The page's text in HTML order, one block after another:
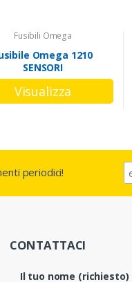
Fusibili Omega
Omega 1210
SENSORI
periodici!
CONTATTACI
Il tuo nome (richiesto)